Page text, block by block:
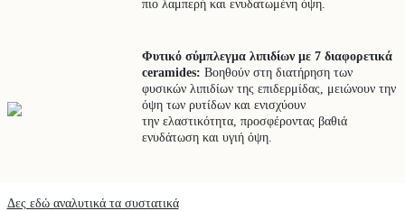
πιο λαμπερή και ενυδατωμένη όψη.
Φυτικό σύμπλεγμα λιπιδίων με 7 διαφορετικά
ceramides: Βοηθούν στη διατήρηση των
φυσικών λιπιδίων της επιδερμίδας, μειώνουν την
όψη των ρυτίδων και ενισχύουν
την ελαστικότητα, προσφέροντας βαθιά
ενυδάτωση και υγιή όψη.
Δες εδώ αναλυτικά τα συστατικά